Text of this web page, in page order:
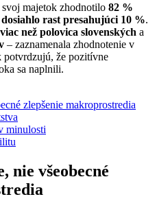
majetok zhodnotilo 82 %
rast presahujúci 10 %.
viac než polovica slovenských a
– zaznamenala zhodnotenie v
potvrdzujú, že pozitívne
sa naplnili.
zlepšenie makroprostredia
minulosti
nie všeobecné